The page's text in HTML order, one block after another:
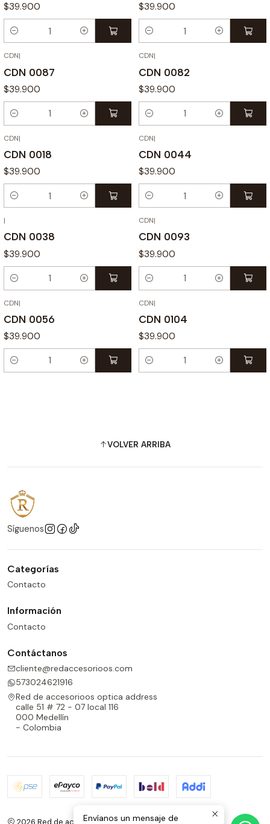
$39.900
Cantidad
$39.900
Cantidad
CDN|
CDN 0087
$39.900
Cantidad
CDN|
CDN 0082
$39.900
Cantidad
CDN|
CDN 0018
$39.900
Cantidad
CDN|
CDN 0044
$39.900
Cantidad
|
CDN 0038
$39.900
Cantidad
CDN|
CDN 0093
$39.900
Cantidad
CDN|
CDN 0056
$39.900
Cantidad
CDN|
CDN 0104
$39.900
Cantidad
VOLVER ARRIBA
Síguenos
Categorías
Contacto
Información
Contacto
Contáctanos
cliente@redaccesorioos.com
573024621916
Red de accesorioos optica address
calle 51 # 72 - 07 local 116
000 Medellín
- Colombia
2026 Red de accesorioos optica.
Envíanos un mensaje de